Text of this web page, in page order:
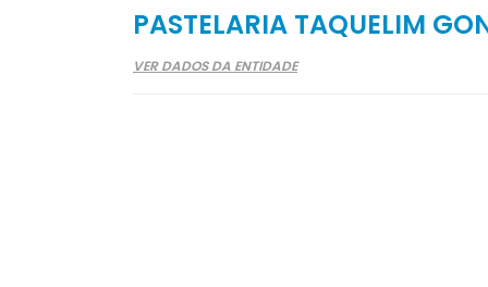
PASTELARIA TAQUELIM
VER DADOS DA ENTIDADE